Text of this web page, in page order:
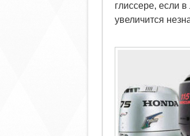
глиссере, если
увеличится